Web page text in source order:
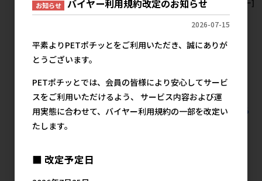
[ジェックス(直送:小動物･観賞
魚)]おそうじラクラク クリー
購入金額にご注意下さい
メーカー希望小売価格
[ペットプロジャパン]ナチュラ
ル肉球クリーム
メーカー希望小売価格
1,270円
[スドー]
すべての観賞魚用品 水槽用品 入れ用品の人気商品を見る
商品
お知らせ バイヤー利用規約改定のお知らせ
2026-07-15
平素よりPETポチッとをご利用いただき、誠にありが
とうございます。
PETポチッとでは、会員の皆様により安心してサービ
スをご利用いただけるよう、 サービス内容および運
用実態に合わせて、バイヤー利用規約の一部を改定い
たします。
■ 改定予定日